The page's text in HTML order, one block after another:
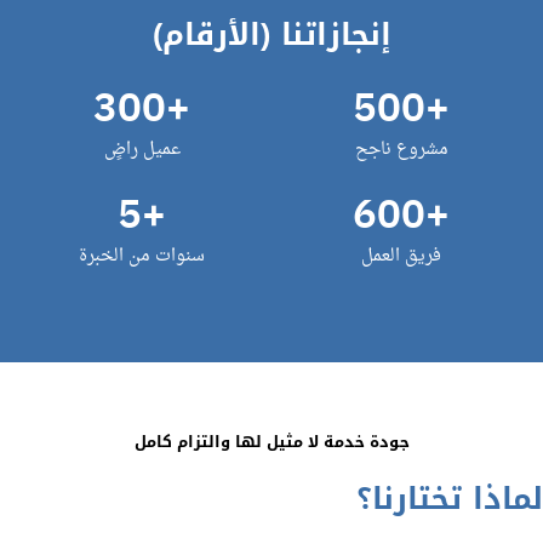
إنجازاتنا (الأرقام)
مشروع ناجح
+
500
عميل راضٍ
+
300
فريق العمل
+
600
سنوات من الخبرة
+
5
جودة خدمة لا مثيل لها والتزام كامل
لماذا تختارنا؟